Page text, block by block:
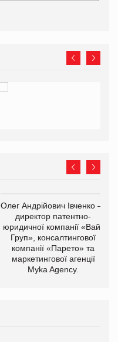
Олег Андрійович Івченко —
директор патентно-
юридичної компанії «Вайз
Груп», консалтингової
компанії «Парето» та
маркетингової агенції
Myka Agency.